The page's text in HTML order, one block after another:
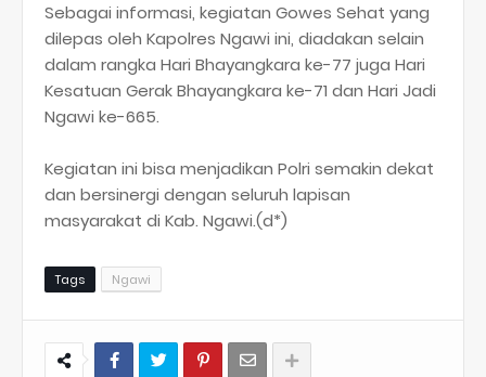
Sebagai informasi, kegiatan Gowes Sehat yang
dilepas oleh Kapolres Ngawi ini, diadakan selain
dalam rangka Hari Bhayangkara ke-77 juga Hari
Kesatuan Gerak Bhayangkara ke-71 dan Hari Jadi
Ngawi ke-665.
Kegiatan ini bisa menjadikan Polri semakin dekat
dan bersinergi dengan seluruh lapisan
masyarakat di Kab. Ngawi.(d*)
Tags Ngawi